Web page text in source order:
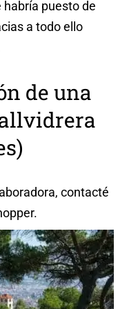
habría puesto de
a todo ello
de una
contacté